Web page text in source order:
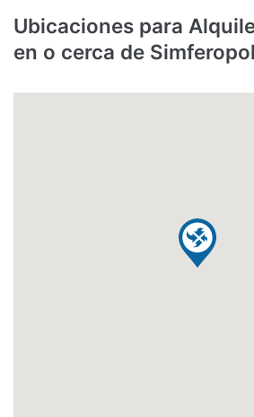
Ubicaciones para
en o cerca de Simferopol